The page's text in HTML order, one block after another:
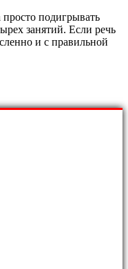
просто подигрывать
занятий. Если речь
и с правильной